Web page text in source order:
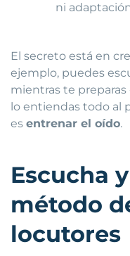
ni
El secreto está en
ejemplo, puedes
mientras te
lo entiendas todo al
es entrenar el oído.
Escucha
método
locutores